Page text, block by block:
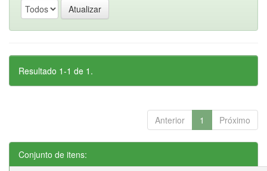
Resultado 1-1 de 1.
Anterior 1 Próximo
Conjunto de itens: